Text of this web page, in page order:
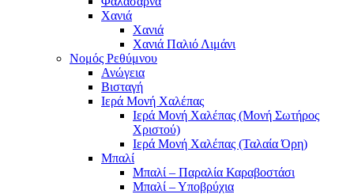
Χανιά
Χανιά
Χανιά Παλιό Λιμάνι
Νομός Ρεθύμνου
Ανώγεια
Βισταγή
Ιερά Μονή Χαλέπας
Ιερά Μονή Χαλέπας (Μονή Σωτήρος
Χριστού)
Ιερά Μονή Χαλέπας (Ταλαία Όρη)
Μπαλί
Μπαλί – Παραλία Καραβοστάσι
Μπαλί – Υποβρύχια